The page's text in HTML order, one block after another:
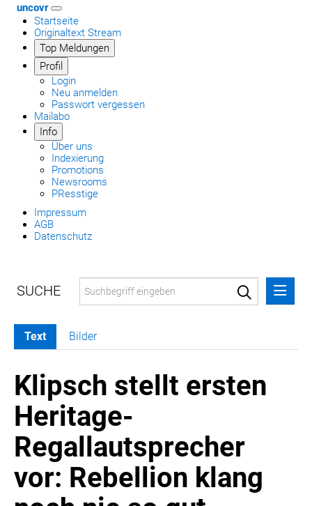
uncovr
Startseite
Originaltext Stream
Top Meldungen
Profil
Login
Neu anmelden
Passwort vergessen
Mailabo
Info
Über uns
Indexierung
Promotions
Newsrooms
PResstige
Impressum
AGB
Datenschutz
MELDUNGEN
SWORDFISH
AMAZON SPORT
AWOL VISION
BESTATTUNG HIMMELBLAU
CARRERA
Text Bilder
Klipsch stellt ersten
Heritage-
Regallautsprecher
vor: Rebellion klang